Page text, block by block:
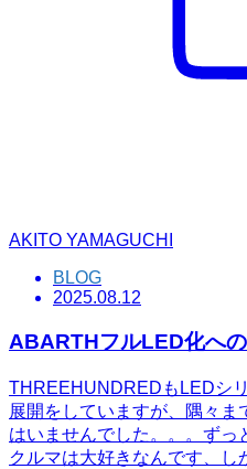
AKITO YAMAGUCHI
BLOG
2025.08.12
ABARTHフルLED化へ
THREEHUNDREDもLEDシ
展開をしていますが、隅々
はいませんでした。。。ずっ
クルマは大好きなんです、し